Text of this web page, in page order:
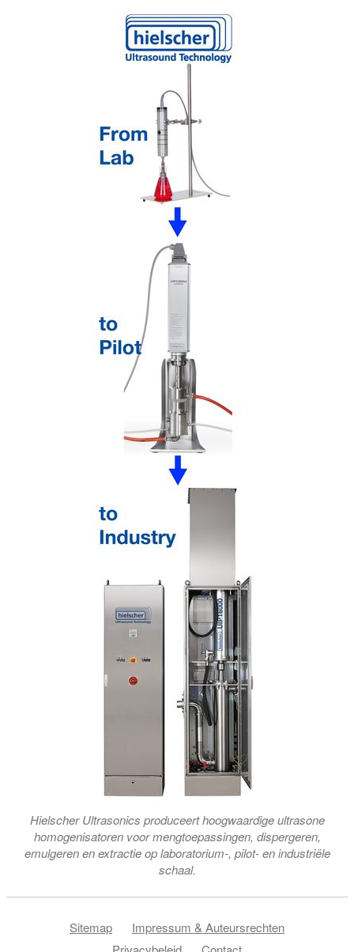
Hielscher Ultrasonics produceert hoogwaardige ultrasone
homogenisatoren voor mengtoepassingen, dispergeren,
emulgeren en extractie op laboratorium-, pilot- en industriële
schaal.
Sitemap
Impressum & Auteursrechten